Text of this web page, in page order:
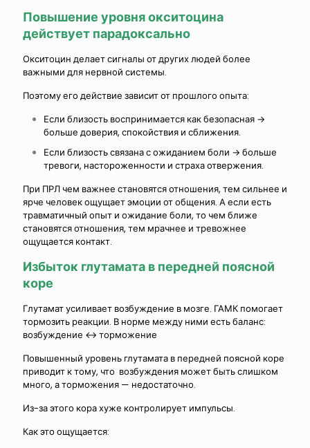
Повышение уровня окситоцина
действует парадоксально
Окситоцин делает сигналы от других людей более
важными для нервной системы.
Поэтому его действие зависит от прошлого опыта:
Если близость воспринимается как безопасная →
больше доверия, спокойствия и сближения.
Если близость связана с ожиданием боли → больше
тревоги, настороженности и страха отвержения.
При ПРЛ чем важнее становятся отношения, тем сильнее и
ярче человек ощущает эмоции от общения. А если есть
травматичный опыт и ожидание боли, то чем ближе
становятся отношения, тем мрачнее и тревожнее
ощущается контакт.
Избыток глутамата в передней поясной
коре
Глутамат усиливает возбуждение в мозге. ГАМК помогает
тормозить реакции. В норме между ними есть баланс:
возбуждение ↔ торможение
Повышенный уровень глутамата в передней поясной коре
приводит к тому, что возбуждения может быть слишком
много, а торможения — недостаточно.
Из-за этого кора хуже контролирует импульсы.
Как это ощущается: